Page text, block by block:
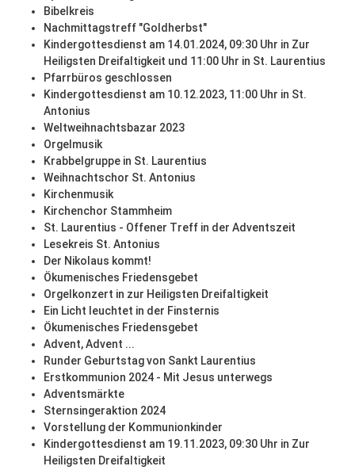
Bibelkreis
Nachmittagstreff "Goldherbst"
Kindergottesdienst am 14.01.2024, 09:30 Uhr in Zur
Heiligsten Dreifaltigkeit und 11:00 Uhr in St. Laurentius
Pfarrbüros geschlossen
Kindergottesdienst am 10.12.2023, 11:00 Uhr in St.
Antonius
Weltweihnachtsbazar 2023
Orgelmusik
Krabbelgruppe in St. Laurentius
Weihnachtschor St. Antonius
Kirchenmusik
Kirchenchor Stammheim
St. Laurentius - Offener Treff in der Adventszeit
Lesekreis St. Antonius
Der Nikolaus kommt!
Ökumenisches Friedensgebet
Orgelkonzert in zur Heiligsten Dreifaltigkeit
Ein Licht leuchtet in der Finsternis
Ökumenisches Friedensgebet
Advent, Advent ...
Runder Geburtstag von Sankt Laurentius
Erstkommunion 2024 - Mit Jesus unterwegs
Adventsmärkte
Sternsingeraktion 2024
Vorstellung der Kommunionkinder
Kindergottesdienst am 19.11.2023, 09:30 Uhr in Zur
Heiligsten Dreifaltigkeit